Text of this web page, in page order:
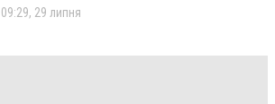
09:29, 29 липня